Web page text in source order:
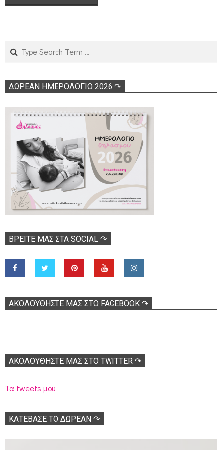
Search
ΔΩΡΕΑΝ ΗΜΕΡΟΛΟΓΙΟ 2026 ↷
ΒΡΕΊΤΕ ΜΑΣ ΣΤΑ SOCIAL ↷
ΑΚΟΛOΥΘΉΣΤΕ ΜΑΣ ΣΤΟ FACEBOOK ↷
ΑΚΟΛΟΥΘΉΣΤΕ ΜΑΣ ΣΤΟ TWITTER ↷
Τα tweets μου
ΚΑΤΕΒΑΣΕ ΤΟ ΔΩΡΕΑΝ ↷